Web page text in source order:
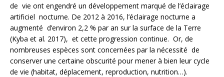
de vie ont engendré un développement marqué de l’éclairage
artificiel nocturne. De 2012 à 2016, l’éclairage nocturne a
augmenté d’environ 2,2 % par an sur la surface de la Terre
(Kyba et al. 2017), et cette progression continue. Or, de
nombreuses espèces sont concernées par la nécessité de
conserver une certaine obscurité pour mener à bien leur cycle
de vie (habitat, déplacement, reproduction, nutrition…).